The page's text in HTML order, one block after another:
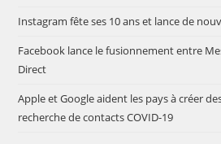
Instagram fête ses 10 ans et lance de
Facebook lance le fusionnement entre
Direct
Apple et Google aident les pays à créer
recherche de contacts COVID-19